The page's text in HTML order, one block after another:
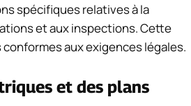
spécifiques relatives à la
et aux inspections. Cette
aux exigences légales.
et des plans